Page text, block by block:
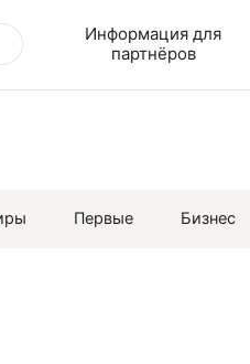
Информация для
партнёров
Первые Бизнес